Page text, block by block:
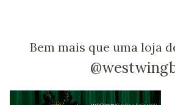
Bem mais que uma loja